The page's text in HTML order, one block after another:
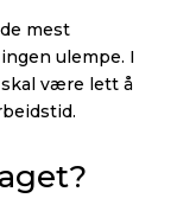
mest
ulempe. I
være lett å